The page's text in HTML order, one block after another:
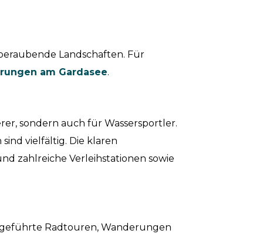
Landschaften. Für
am Gardasee.
sondern auch für Wassersportler.
vielfältig. Die klaren
zahlreiche Verleihstationen sowie
Radtouren, Wanderungen